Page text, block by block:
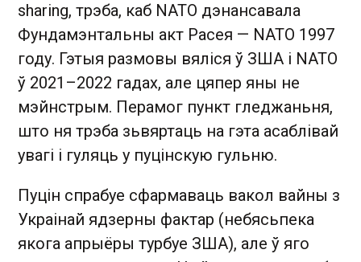
sharing, трэба, каб NATO дэнансавала
Фундамэнтальны акт Расея — NATO 1997
году. Гэтыя размовы вяліся ў ЗША і NATO
ў 2021–2022 гадах, але цяпер яны не
мэйнстрым. Перамог пункт гледжаньня,
што ня трэба зьвяртаць на гэта асаблівай
увагі і гуляць у пуцінскую гульню.
Пуцін спрабуе сфармаваць вакол вайны з
Украінай ядзерны фактар (небясьпека
якога апрыёры турбуе ЗША), але ў яго